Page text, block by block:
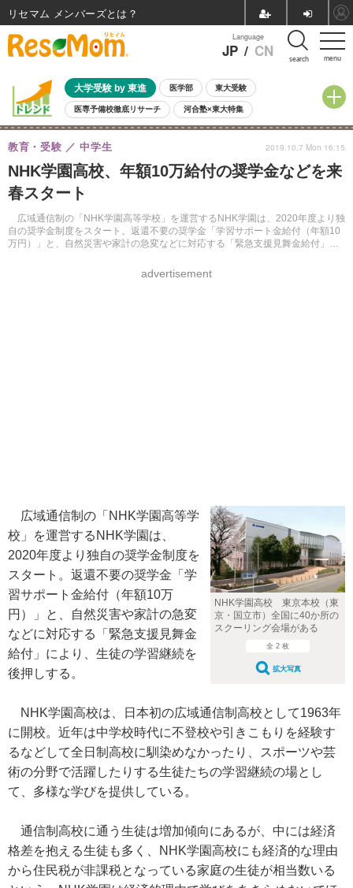
menu
Language
JP / CN search
大学受験 by 東進 医学部 東大受験
医専予備校徹底リサーチ 河合塾×東大特集
親子で考える大学選び 高校受験 中学受験 小学校受験
共通テスト 夏休み
8月開催イベント・WS 全国公立高校 過去問 人気記事
自由研究教材（小学生向け）
NHK学園高校、年額10万給付の奨学金などを来
春スタート
広域通信制の「NHK学園高等学校」を運営するNHK学園は、2020年度より独
自の奨学金制度をスタート。返還不要の奨学金「学習サポート金給付（年額10
万円）」と、自然災害や家計の急変などに対応する「緊急支援見舞金給付」に
教育・受験 中学生
advertisement
2019.10.7 Mon 16:15
NHK学園高校 東京本校（東
京・国立市）全国に40か所の
スクーリング会場がある
全 2 枚
拡大写真
広域通信制の「NHK学園高等学
校」を運営するNHK学園は、
2020年度より独自の奨学金制度を
スタート。返還不要の奨学金「学
習サポート金給付（年額10万
円）」と、自然災害や家計の急変
などに対応する「緊急支援見舞金
給付」により、生徒の学習継続を
後押しする。
NHK学園高校は、日本初の広域通信制高校として1963年
に開校。近年は中学校時代に不登校や引きこもりを経験す
るなどして全日制高校に馴染めなかったり、スポーツや芸
術の分野で活躍したりする生徒たちの学習継続の場とし
て、多様な学びを提供している。
通信制高校に通う生徒は増加傾向にあるが、中には経済
格差を抱える生徒も多く、NHK学園高校にも経済的な理由
から住民税が非課税となっている家庭の生徒が相当数いる
リセマム メンバーズ